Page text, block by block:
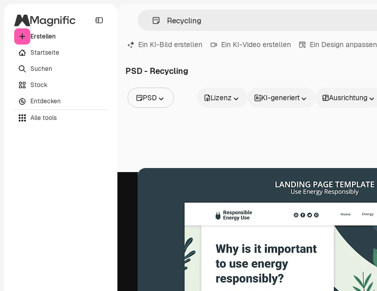
Erstellen
Startseite
Suchen
Stock
Entdecken
Alle tools
Ein KI-Bild erstellen Ein KI-Video erstellen Ein Design anpassen
PSD - Recycling
PSD
Videos
Lizenz KI-generiert Ausrichtung
Arbeit zu verwirklichen. Mehr als 1 Million
Abonnenten unter Kreativen, Unternehmen,
Agenturen und Studios.
Produkte
Spaces
KI-Assistent
KI-Bildgenerator
KI-Videogenerator